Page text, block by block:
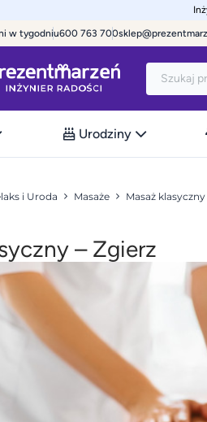
w tygodniu600 763 700
Urodziny
i Uroda Masaże Masaż klasyczny
– Zgierz